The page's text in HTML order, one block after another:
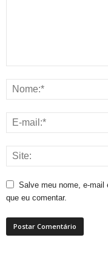
Salve meu nome, e-mail
que eu comentar.